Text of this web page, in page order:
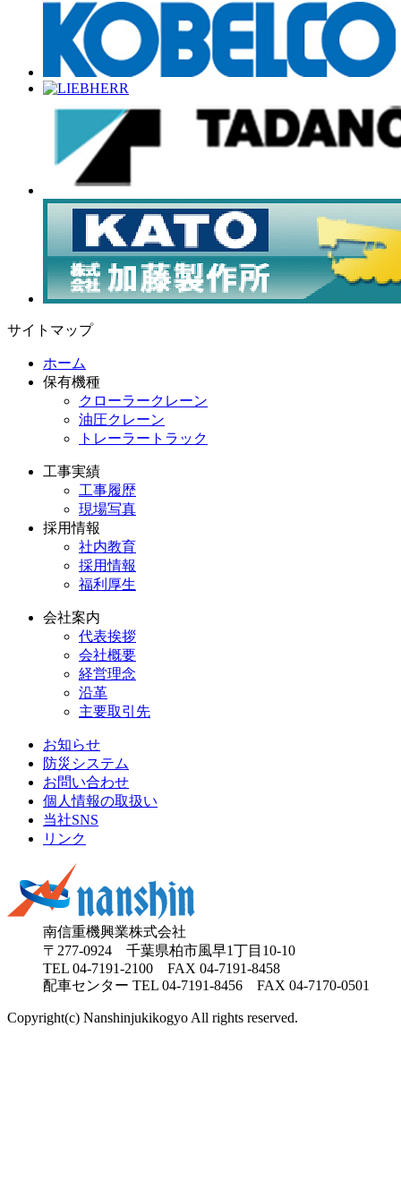
サイトマップ
ホーム
保有機種
クローラークレーン
油圧クレーン
トレーラートラック
工事実績
工事履歴
現場写真
採用情報
社内教育
採用情報
福利厚生
会社案内
代表挨拶
会社概要
経営理念
沿革
主要取引先
お知らせ
防災システム
お問い合わせ
個人情報の取扱い
当社SNS
リンク
南信重機興業株式会社
〒277-0924 千葉県柏市風早1丁目10-10
TEL 04-7191-2100 FAX 04-7191-8458
配車センター TEL 04-7191-8456 FAX 04-7170-0501
Copyright(c) Nanshinjukikogyo All rights reserved.